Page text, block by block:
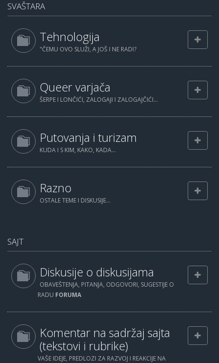
SVAŠTARA
Tehnologija
"ČEMU OVO SLUŽI, A JOŠ I NE RADI?
Queer varjača
ŠERPE I LONČIĆI, ZALOGAJI I ZALOGAJČIĆI...
Putovanja i turizam
KUDA I S KIM, KAKO, KADA...
Razno
OSTALE TEME I DISKUSIJE...
SAJT
Diskusije o diskusijama
OBAVEŠTENJA, PITANJA, ODGOVORI, SUGESTIJE O
RADU FORUMA
Komentar na sadržaj sajta
(tekstovi i rubrike)
VAŠE IDEJE, PREDLOZI ZA RAZVOJ I REAKCIJE NA